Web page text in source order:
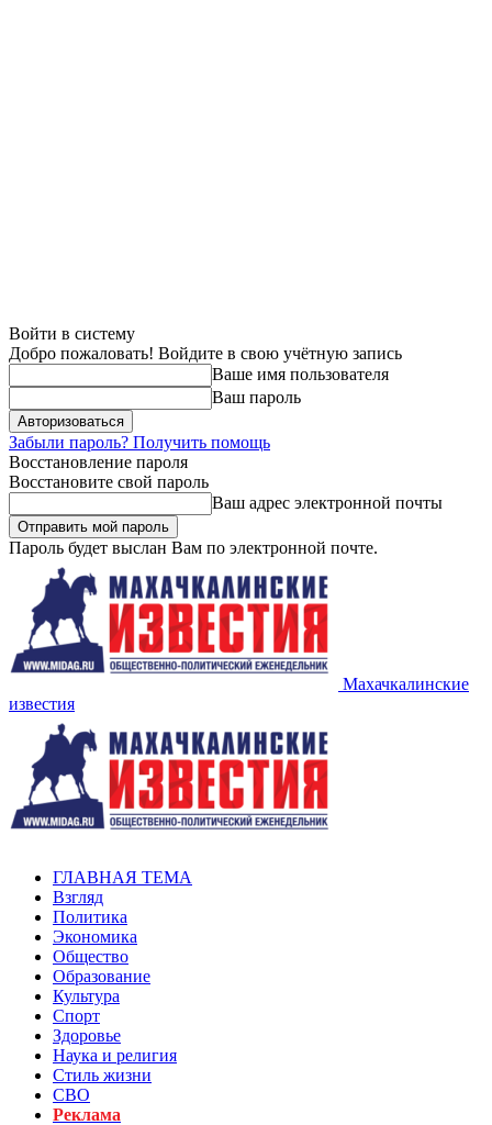
Войти в систему
Добро пожаловать! Войдите в свою учётную запись
Ваше имя пользователя
Ваш пароль
Забыли пароль? Получить помощь
Восстановление пароля
Восстановите свой пароль
Ваш адрес электронной почты
Пароль будет выслан Вам по электронной почте.
Махачкалинские
известия
ГЛАВНАЯ ТЕМА
Взгляд
Политика
Экономика
Общество
Образование
Культура
Спорт
Здоровье
Наука и религия
Стиль жизни
СВО
Реклама